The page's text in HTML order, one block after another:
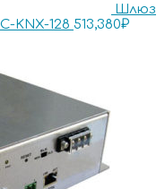
Шлюз
KNX-128 513,380₽